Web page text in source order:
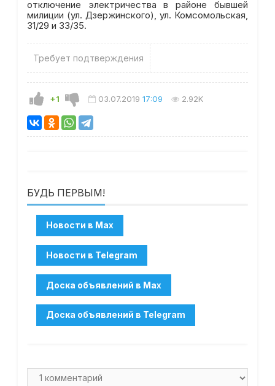
отключение электричества в районе бывшей
милиции (ул. Дзержинского), ул. Комсомольская,
31/29 и 33/35.
Требует подтверждения
+1 03.07.2019 17:09 2.92K
БУДЬ ПЕРВЫМ!